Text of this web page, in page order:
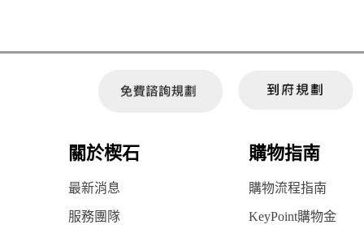
關於楔石 購物指南
最新消息 購物流程指南
服務團隊 KeyPoint購物金